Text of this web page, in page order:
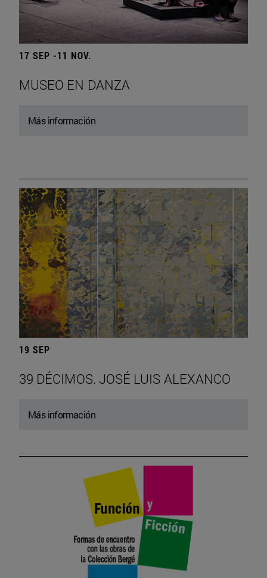
17 SEP -11 NOV.
MUSEO EN DANZA
Más información
19 SEP
39 DÉCIMOS. JOSÉ LUIS ALEXANCO
Más información